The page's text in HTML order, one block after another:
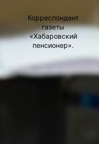
Корреспондент
газеты
«Хабаровский
пенсионер».